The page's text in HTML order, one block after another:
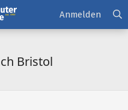
Anmelden
Bristol